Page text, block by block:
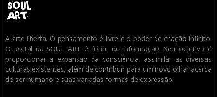
A arte liberta. O pensamento é livre e o poder de criação infinito.
O portal da SOUL ART é fonte de informação. Seu objetivo é
proporcionar a expansão da consciência, assimilar as diversas
culturas existentes, além de contribuir para um novo olhar acerca
do ser humano e suas variadas formas de expressão.